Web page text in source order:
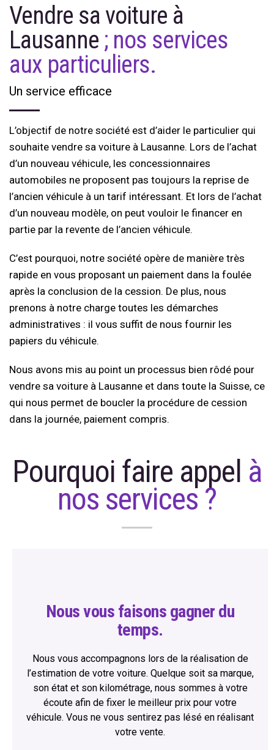
Vendre sa voiture à
Lausanne ; nos services
aux particuliers.
Un service efficace
L’objectif de notre société est d’aider le particulier qui
souhaite vendre sa voiture à Lausanne. Lors de l’achat
d’un nouveau véhicule, les concessionnaires
automobiles ne proposent pas toujours la reprise de
l’ancien véhicule à un tarif intéressant. Et lors de l’achat
d’un nouveau modèle, on peut vouloir le financer en
partie par la revente de l’ancien véhicule.
C’est pourquoi, notre société opère de manière très
rapide en vous proposant un paiement dans la foulée
après la conclusion de la cession. De plus, nous
prenons à notre charge toutes les démarches
administratives : il vous suffit de nous fournir les
papiers du véhicule.
Nous avons mis au point un processus bien rôdé pour
vendre sa voiture à Lausanne et dans toute la Suisse, ce
qui nous permet de boucler la procédure de cession
dans la journée, paiement compris.
Pourquoi faire appel à
nos services ?
Nous vous faisons gagner du
temps.
Nous vous accompagnons lors de la réalisation de
l’estimation de votre voiture. Quelque soit sa marque,
son état et son kilométrage, nous sommes à votre
écoute afin de fixer le meilleur prix pour votre
véhicule. Vous ne vous sentirez pas lésé en réalisant
votre vente.